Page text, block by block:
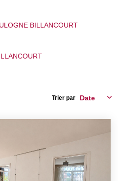
Clients
BILLANCOURT
Trier par